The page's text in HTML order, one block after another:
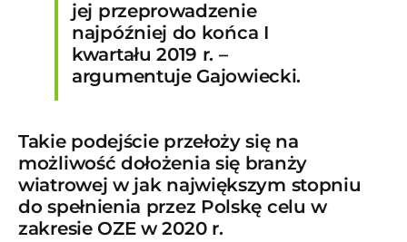
jej przeprowadzenie
najpóźniej do końca I
kwartału 2019 r. –
argumentuje Gajowiecki.
Takie podejście przełoży się na
możliwość dołożenia się branży
wiatrowej w jak największym stopniu
do spełnienia przez Polskę celu w
zakresie OZE w 2020 r.